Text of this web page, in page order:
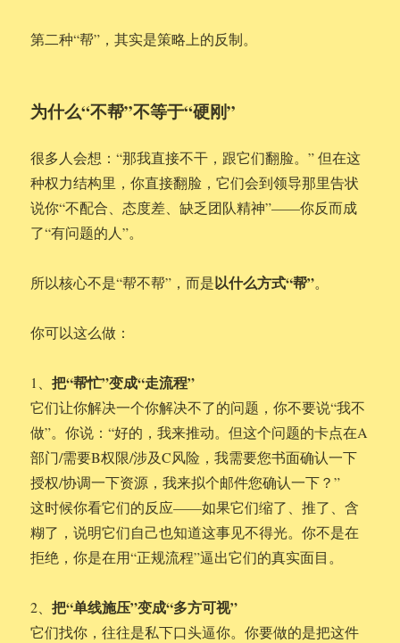
第二种“帮”，其实是策略上的反制。
为什么“不帮”不等于“硬刚”
很多人会想：“那我直接不干，跟它们翻脸。” 但在这
种权力结构里，你直接翻脸，它们会到领导那里告状
说你“不配合、态度差、缺乏团队精神”——你反而成
了“有问题的人”。
所以核心不是“帮不帮”，而是以什么方式“帮”。
你可以这么做：
1、把“帮忙”变成“走流程”
它们让你解决一个你解决不了的问题，你不要说“我不
做”。你说：“好的，我来推动。但这个问题的卡点在A
部门/需要B权限/涉及C风险，我需要您书面确认一下
授权/协调一下资源，我来拟个邮件您确认一下？”
这时候你看它们的反应——如果它们缩了、推了、含
糊了，说明它们自己也知道这事见不得光。你不是在
拒绝，你是在用“正规流程”逼出它们的真实面目。
2、把“单线施压”变成“多方可视”
它们找你，往往是私下口头逼你。你要做的是把这件